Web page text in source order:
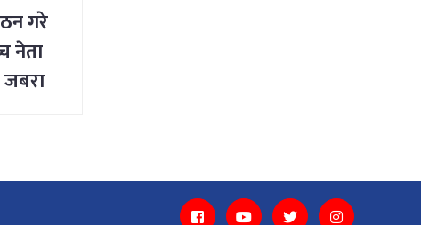
गरे
नेता
जबरा